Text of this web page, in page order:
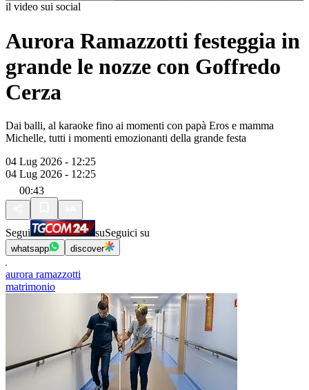
il video sui social
Aurora Ramazzotti festeggia in
grande le nozze con Goffredo
Cerza
Dai balli, al karaoke fino ai momenti con papà Eros e mamma
Michelle, tutti i momenti emozionanti della grande festa
04 Lug 2026 - 12:25
04 Lug 2026 - 12:25
00:43
Segui suSeguici su
whatsapp discover
aurora ramazzotti
matrimonio